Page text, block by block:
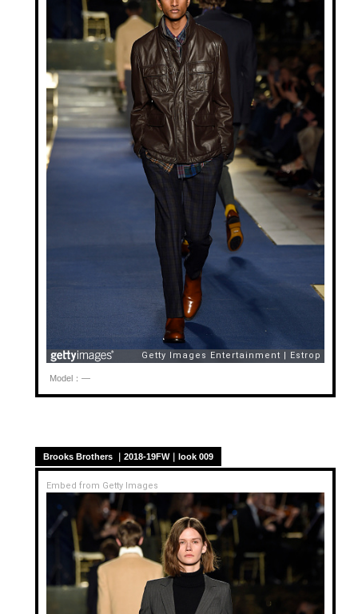
Model：—
Brooks Brothers ｜2018-19FW｜look 009
Embed from Getty Images